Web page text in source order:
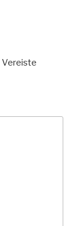
Vereiste